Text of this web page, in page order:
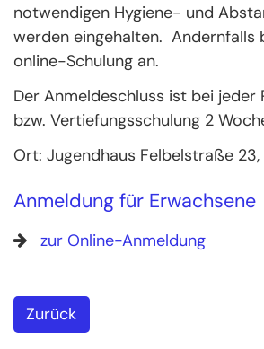
notwendigen Hygiene- und
werden eingehalten. Andernfalls
online-Schulung an.
Der Anmeldeschluss ist bei jeder
bzw. Vertiefungsschulung 2
Ort: Jugendhaus Felbelstraße
Anmeldung für Erwachsene
zur Online-Anmeldung
Zurück